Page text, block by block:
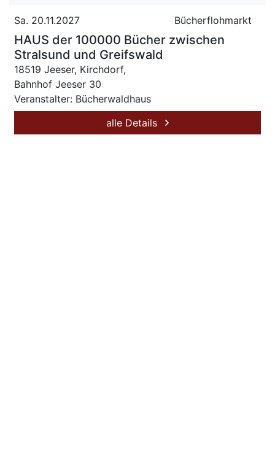
Sa. 20.11.2027 Bücherflohmarkt
HAUS der 100000 Bücher zwischen
Stralsund und Greifswald
18519 Jeeser, Kirchdorf,
Bahnhof Jeeser 30
Veranstalter: Bücherwaldhaus
alle Details